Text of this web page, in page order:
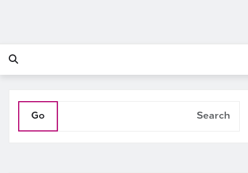
Go